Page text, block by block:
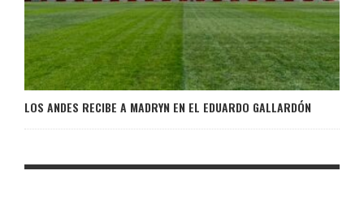
LOS ANDES RECIBE A MADRYN EN EL EDUARDO GALLARDÓN